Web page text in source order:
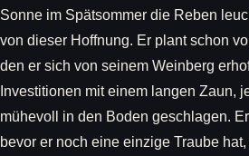
Sonne im Spätsommer die Reben
von dieser Hoffnung. Er plant schon
den er sich von seinem Weinberg
Investitionen mit einem langen Zaun,
mühevoll in den Boden geschlagen.
bevor er noch eine einzige Traube